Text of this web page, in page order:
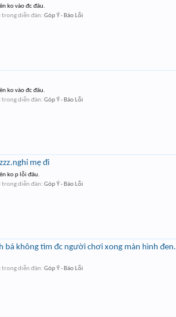
ko vào đc đâu.
trong diễn đàn: Góp Ý - Báo Lỗi
ko vào đc đâu.
trong diễn đàn: Góp Ý - Báo Lỗi
mẹ đi
ko p lỗi đâu.
trong diễn đàn: Góp Ý - Báo Lỗi
bá không tìm đc người chơi xong màn hình đen.
trong diễn đàn: Góp Ý - Báo Lỗi